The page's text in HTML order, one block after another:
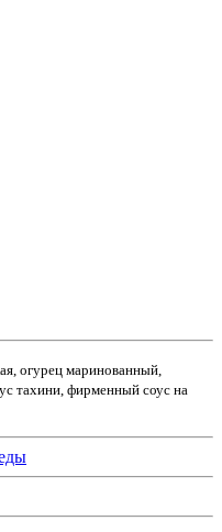
огурец маринованный,
тахини, фирменный соус на